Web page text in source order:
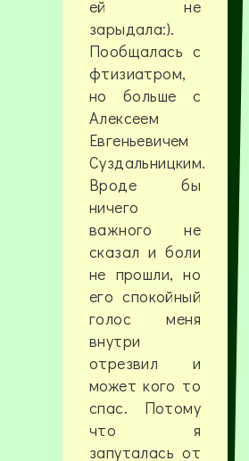
ей не
зарыдала:).
Пообщалась с
фтизиатром,
но больше с
Алексеем
Евгеньевичем
Суздальницким.
Вроде бы
ничего
важного не
сказал и боли
не прошли, но
его спокойный
голос меня
внутри
отрезвил и
может кого то
спас. Потому
что я
запуталась от